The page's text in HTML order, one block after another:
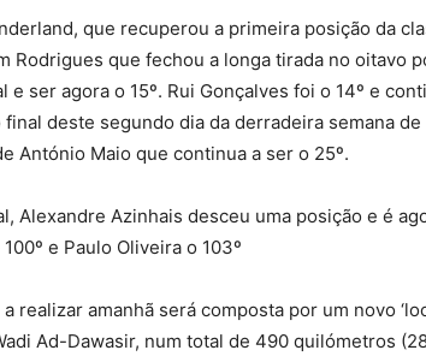
que recuperou a primeira posição da
Rodrigues que fechou a longa tirada no oitavo
e ser agora o 15º. Rui Gonçalves foi o 14º e
deste segundo dia da derradeira semana de
António Maio que continua a ser o 25º.
Alexandre Azinhais desceu uma posição e é
e Paulo Oliveira o 103º
realizar amanhã será composta por um novo
Ad-Dawasir, num total de 490 quilómetros